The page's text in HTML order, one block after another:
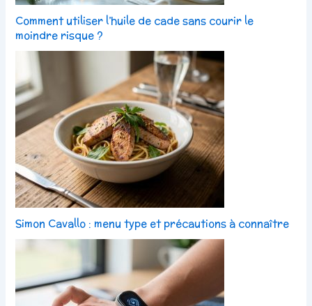
Comment utiliser l’huile de cade sans courir le
moindre risque ?
Simon Cavallo : menu type et précautions à connaître